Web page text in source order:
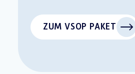
ZUM VSOP PAKET